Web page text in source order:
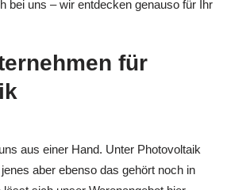
bei uns – wir entdecken genauso für Ihr
für
aus einer Hand. Unter Photovoltaik
aber ebenso das gehört noch in